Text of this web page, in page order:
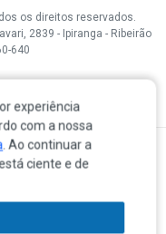
os direitos reservados.
2839 - Ipiranga - Ribeirão
640
menores de 18 anos.
o valor do Carrinho de compras.
para a loja eletrônica
Os preços previstos no site
impressos.
clientes de acordo com o artigo 39 – I
experiência
com a nossa
. Ao continuar a
ciente e de